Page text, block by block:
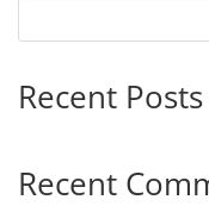
Recent Posts
Recent